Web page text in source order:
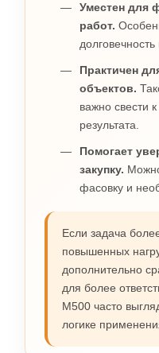
Уместен для
работ.
Практичен
объектов.
важно свести
результата.
Помогает
закупку.
фасовку и
Если задача
повышенных
дополнительно
для более
М500 часто
логике